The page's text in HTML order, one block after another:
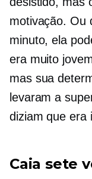
motivação. Ou
minuto, ela
era muito
mas sua
levaram a
diziam que era
Caia sete